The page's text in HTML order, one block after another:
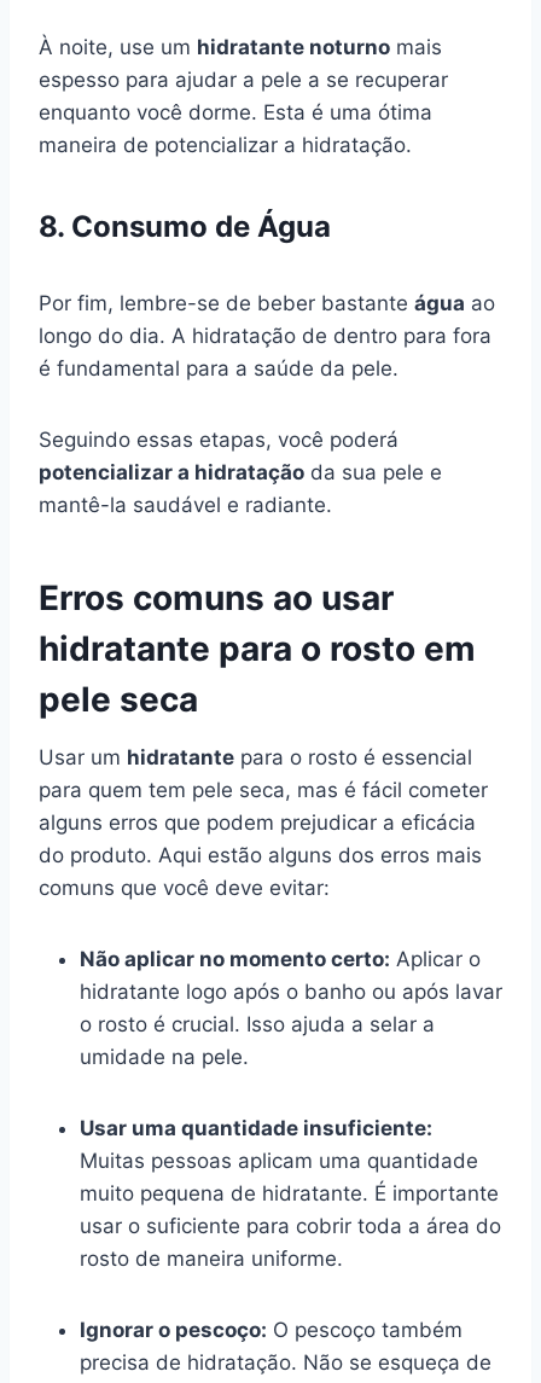
À noite, use um hidratante noturno mais
espesso para ajudar a pele a se recuperar
enquanto você dorme. Esta é uma ótima
maneira de potencializar a hidratação.
8. Consumo de Água
Por fim, lembre-se de beber bastante água ao
longo do dia. A hidratação de dentro para fora
é fundamental para a saúde da pele.
Seguindo essas etapas, você poderá
potencializar a hidratação da sua pele e
mantê-la saudável e radiante.
Erros comuns ao usar
hidratante para o rosto em
pele seca
Usar um hidratante para o rosto é essencial
para quem tem pele seca, mas é fácil cometer
alguns erros que podem prejudicar a eficácia
do produto. Aqui estão alguns dos erros mais
comuns que você deve evitar:
Não aplicar no momento certo: Aplicar o
hidratante logo após o banho ou após lavar
o rosto é crucial. Isso ajuda a selar a
umidade na pele.
Usar uma quantidade insuficiente:
Muitas pessoas aplicam uma quantidade
muito pequena de hidratante. É importante
usar o suficiente para cobrir toda a área do
rosto de maneira uniforme.
Ignorar o pescoço: O pescoço também
precisa de hidratação. Não se esqueça de